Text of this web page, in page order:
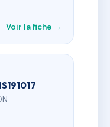
Voir la fiche →